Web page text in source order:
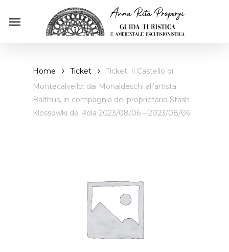
Menu
Home Ticket
Ticket: Il Castello di
Montecalvello: dai Monaldeschi all’artista
Balthus, in compagnia del proprietario Stash
Klossowki de Rola 2023/08/06 – 2023/08/06